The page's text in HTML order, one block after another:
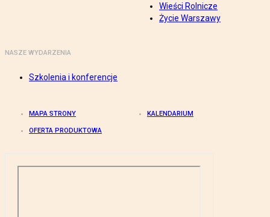
Wieści Rolnicze
Życie Warszawy
NASZE WYDARZENIA
Szkolenia i konferencje
MAPA STRONY KALENDARIUM
OFERTA PRODUKTOWA